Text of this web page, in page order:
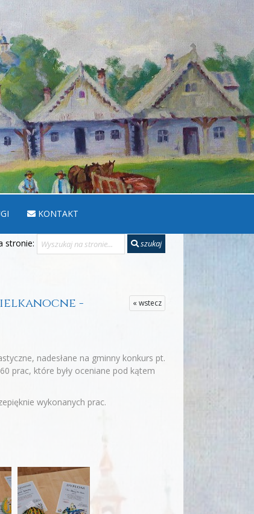
KONTAKT
stronie: szukaj
« wstecz
-
nadesłane na gminny konkurs pt.
prac, które były oceniane pod kątem
wykonanych prac.